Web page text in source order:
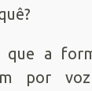
que a
por